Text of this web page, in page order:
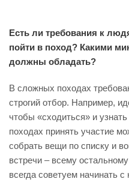
Есть ли требования к
пойти в поход? Какими
должны обладать?
В сложных походах
строгий отбор. Например,
чтобы «сходиться» и
походах принять участие
собрать вещи по списку и
встречи – всему
всегда советуем начинать